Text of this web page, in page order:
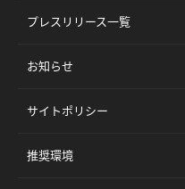
プレスリリース一覧
お知らせ
サイトポリシー
推奨環境